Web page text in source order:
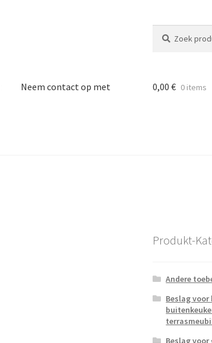
naar:
Neem contact op met 0,00 € 0 items
Produkt-
Andere
Beslag
Beslag voor